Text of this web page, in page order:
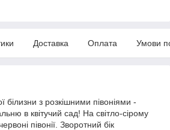
Доставка Оплата Умови
білизни з розкішними півоніями -
в квітучий сад! На світло-сірому
півонії. Зворотний бік